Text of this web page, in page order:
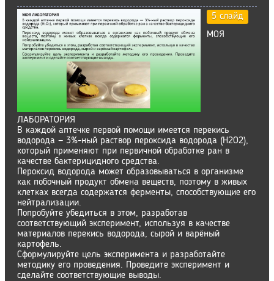
5 слайд
МОЯ
ЛАБОРАТОРИЯ
В каждой аптечке первой помощи имеется перекись
водорода — 3%-ный раствор пероксида водорода (Н2О2),
который применяют при первичной обработке ран в
качестве бактерицидного средства.
Пероксид водорода может образовываться в организме
как побочный продукт обмена веществ, поэтому в живых
клетках всегда содержатся ферменты, способствующие его
нейтрализации.
Попробуйте убедиться в этом, разработав
соответствующий эксперимент, используя в качестве
материалов перекись водорода, сырой и варёный
картофель.
Сформулируйте цель эксперимента и разработайте
методику его проведения. Проведите эксперимент и
сделайте соответствующие выводы.